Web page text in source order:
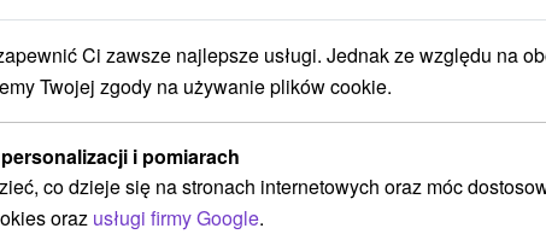
Pobyt z
lekarskimi i
Pobyt uzdrowiskowy DYNAMIK:
Leczniczy relaks dla ciała i duszy
profesjonalnymi zabiegami i dostępem do
basenów termalnych oferuje idealne połączenie
zabiegów, wypoczynku i relaksu.
Ci zawsze najlepsze usługi. Jednak ze względu na
Twojej zgody na używanie plików cookie.
i pomiarach
co dzieje się na stronach internetowych oraz móc
oraz usługi firmy Google.